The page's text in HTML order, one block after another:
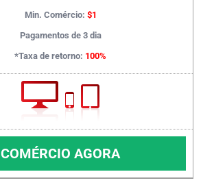
Min. Comércio: $1
Pagamentos de 3 dia
*Taxa de retorno: 100%
COMÉRCIO AGORA